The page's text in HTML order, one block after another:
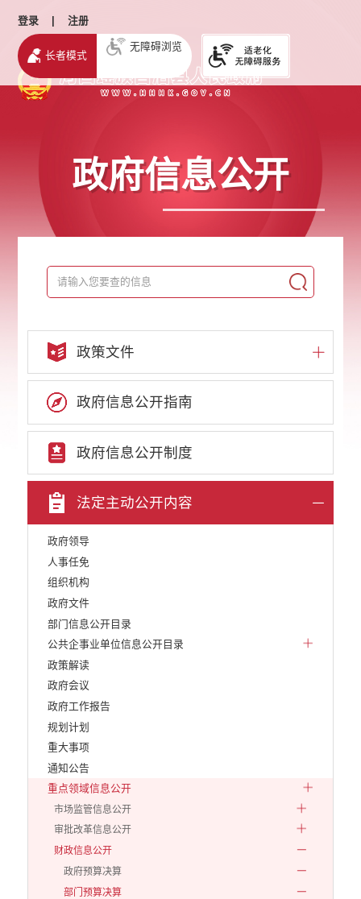
登录 | 注册
长者模式
无障碍浏览
政府信息公开
政策文件
政府信息公开指南
政府信息公开制度
法定主动公开内容
政府领导
人事任免
组织机构
政府文件
部门信息公开目录
公共企事业单位信息公开目录
政策解读
政府会议
政府工作报告
规划计划
重大事项
通知公告
重点领域信息公开
市场监管信息公开
审批改革信息公开
财政信息公开
政府预算决算
部门预算决算